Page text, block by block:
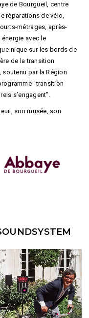
de Bourgueil, centre
réparations de vélo,
métrages, après-
avec le
nique sur les bords de
de la transition
par la Région
“transition
s’engagent”.
son musée, son